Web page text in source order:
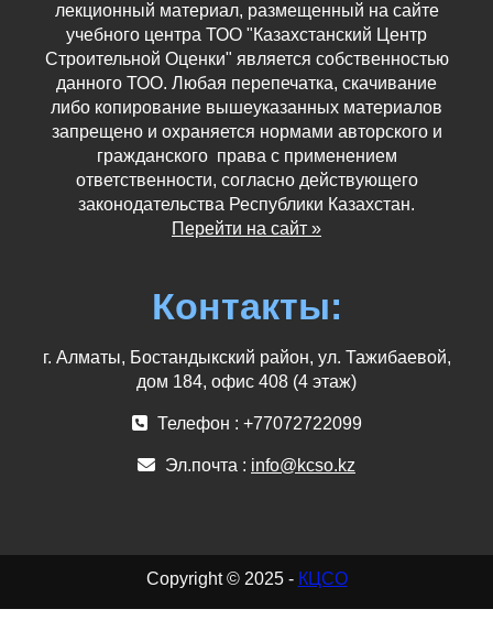
лекционный материал, размещенный на сайте
учебного центра ТОО "Казахстанский Центр
Строительной Оценки" является собственностью
данного ТОО. Любая перепечатка, скачивание
либо копирование вышеуказанных материалов
запрещено и охраняется нормами авторского и
гражданского права с применением
ответственности, согласно действующего
законодательства Республики Казахстан.
Перейти на сайт »
Контакты:
г. Алматы, Бостандыкский район, ул. Тажибаевой,
дом 184, офис 408 (4 этаж)
Телефон : +77072722099
Эл.почта : info@kcso.kz
Copyright © 2025 - КЦСО